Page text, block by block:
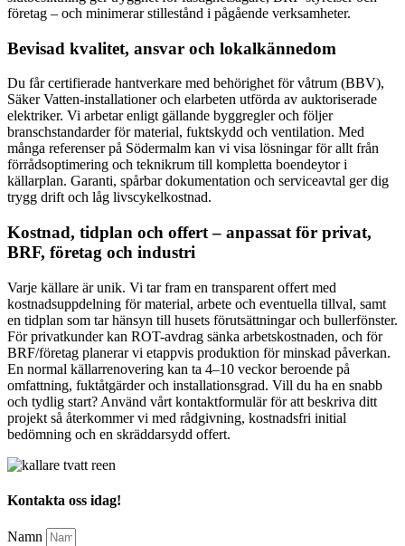
företag – och minimerar stillestånd i pågående verksamheter.
Bevisad kvalitet, ansvar och lokalkännedom
Du får certifierade hantverkare med behörighet för våtrum (BBV),
Säker Vatten-installationer och elarbeten utförda av auktoriserade
elektriker. Vi arbetar enligt gällande byggregler och följer
branschstandarder för material, fuktskydd och ventilation. Med
många referenser på Södermalm kan vi visa lösningar för allt från
förrådsoptimering och teknikrum till kompletta boendeytor i
källarplan. Garanti, spårbar dokumentation och serviceavtal ger dig
trygg drift och låg livscykelkostnad.
Kostnad, tidplan och offert – anpassat för privat,
BRF, företag och industri
Varje källare är unik. Vi tar fram en transparent offert med
kostnadsuppdelning för material, arbete och eventuella tillval, samt
en tidplan som tar hänsyn till husets förutsättningar och bullerfönster.
För privatkunder kan ROT-avdrag sänka arbetskostnaden, och för
BRF/företag planerar vi etappvis produktion för minskad påverkan.
En normal källarrenovering kan ta 4–10 veckor beroende på
omfattning, fuktåtgärder och installationsgrad. Vill du ha en snabb
och tydlig start? Använd vårt kontaktformulär för att beskriva ditt
projekt så återkommer vi med rådgivning, kostnadsfri initial
bedömning och en skräddarsydd offert.
Kontakta oss idag!
Namn